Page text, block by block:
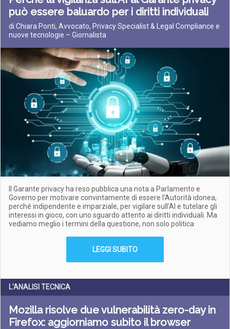
può essere baluardo per i diritti individuali
di Chiara Ponti, Avvocato, Privacy Specialist & Legal Compliance e
nuove tecnologie – Giornalista
Il Garante privacy ha reso pubblica una nota a Parlamento e
Governo per motivare convintamente di essere l’Autorità idonea,
perché indipendente e imparziale, per vigilare sull’AI e tutelare gli
interessi in gioco, con uno sguardo attento ai diritti individuali. Ma
vediamo meglio i termini della questione, non solo politica
LEGGI SUBITO
L'ANALISI TECNICA
Mozilla risolve due vulnerabilità zero-day in
Firefox: aggiorniamo subito il browser